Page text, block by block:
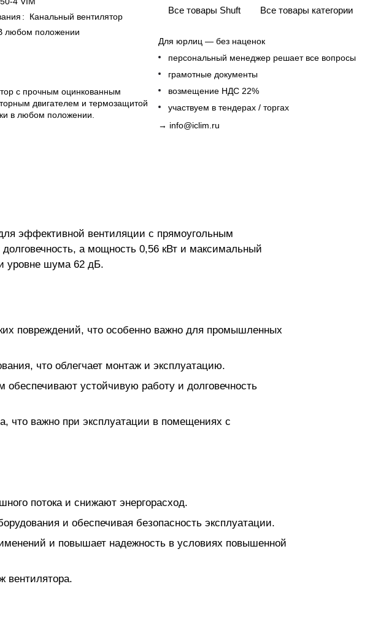
:
Канальный вентилятор
любом положении
с прочным оцинкованным
двигателем и термозащитой
в любом положении.
Все товары Shuft Все товары категории
Для юрлиц — без наценок
персональный менеджер решает все вопросы
грамотные документы
возмещение НДС 22%
участвуем в тендерах / торгах
→ info@iclim.ru
эффективной вентиляции с прямоугольным
а мощность 0,56 кВт и максимальный
уровне шума 62 дБ.
повреждений, что особенно важно для промышленных
что облегчает монтаж и эксплуатацию.
устойчивую работу и долговечность
что важно при эксплуатации в помещениях с
потока и снижают энергорасход.
и обеспечивая безопасность эксплуатации.
и повышает надежность в условиях повышенной
вентилятора.